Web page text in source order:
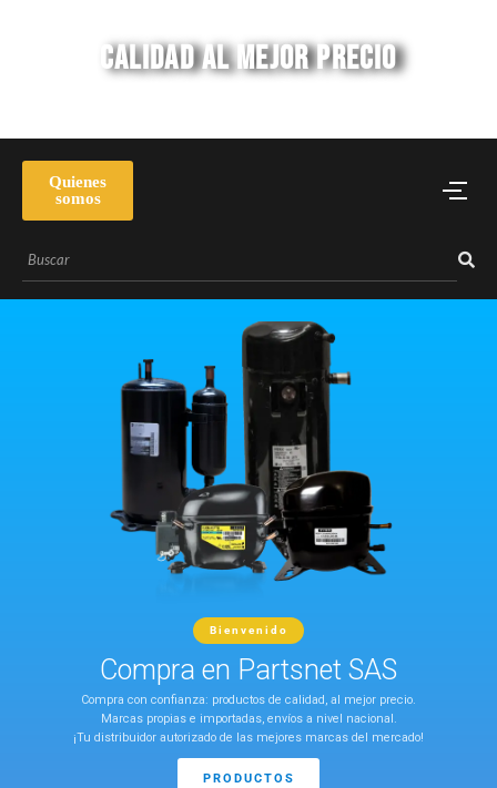
CALIDAD AL MEJOR PRECIO
Quienes
somos
Bienvenido
Compra en Partsnet SAS
Compra con confianza: productos de calidad, al mejor precio.
Marcas propias e importadas, envíos a nivel nacional.
¡Tu distribuidor autorizado de las mejores marcas del mercado!
PRODUCTOS